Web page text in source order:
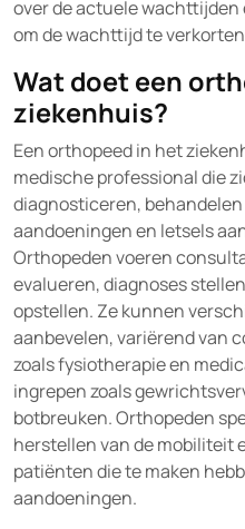
over de actuele
om de wachttijd te
Wat doet een
ziekenhuis?
Een orthopeed in het
medische professional die
diagnosticeren,
aandoeningen en letsels
Orthopeden voeren
evalueren, diagnoses
opstellen. Ze kunnen
aanbevelen, variërend van
zoals fysiotherapie en
ingrepen zoals
botbreuken. Orthopeden
herstellen van de mobiliteit
patiënten die te maken
aandoeningen.